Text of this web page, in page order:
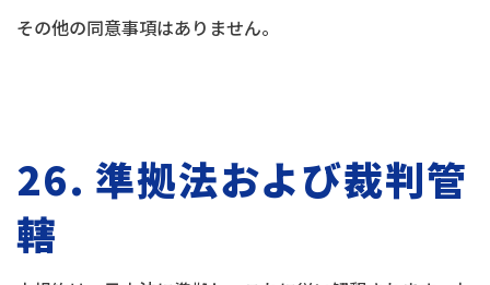
その他の同意事項はありません。
26. 準拠法および裁判管
轄